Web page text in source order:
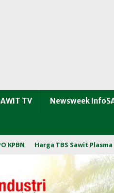
TV Newsweek
KPBN Harga TBS Sawit Plasma